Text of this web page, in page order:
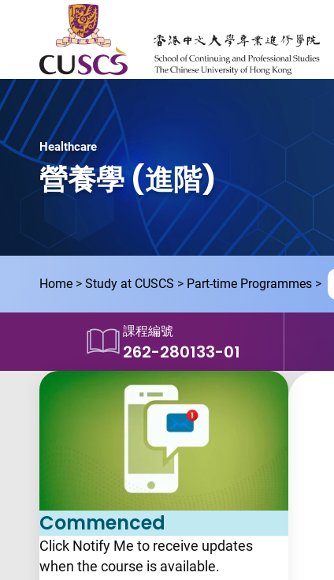
Skip to main content
The Chinese Univeristy of hong Kong
Healthcare
營養學 (進階)
Home Study at CUSCS Part-time Programmes
課程編號
262-280133-01
Commenced
Click Notify Me to receive updates
when the course is available.